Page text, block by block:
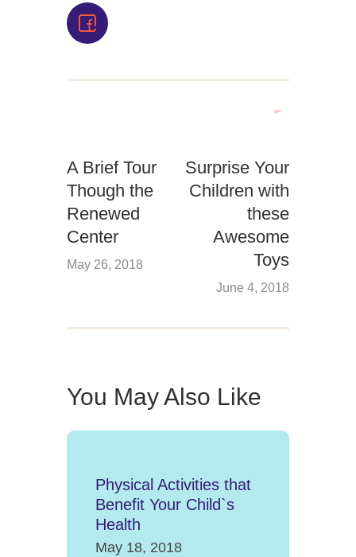
A Brief Tour
Though the
Renewed
Center
May 26, 2018
Surprise Your
Children with
these
Awesome
Toys
June 4, 2018
You May Also Like
Physical Activities that
Benefit Your Child`s
Health
May 18, 2018